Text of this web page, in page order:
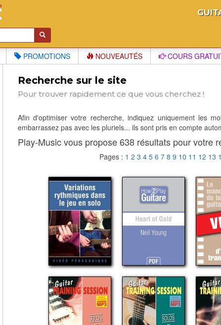
PROMOTIONS NOUVEAUTÉS COURS
Recherche sur le site
Pour trouver rapidement ce que vous cherchez !
Afin d'optimiser votre recherche, indiquez uniquement les
embarrassez pas avec les pluriels... ils sont pris en compte
Play-Music vous propose 638 résultats pour votre
Pages : 1 2 3 4 5 6 7 8 9 10 11 12 13